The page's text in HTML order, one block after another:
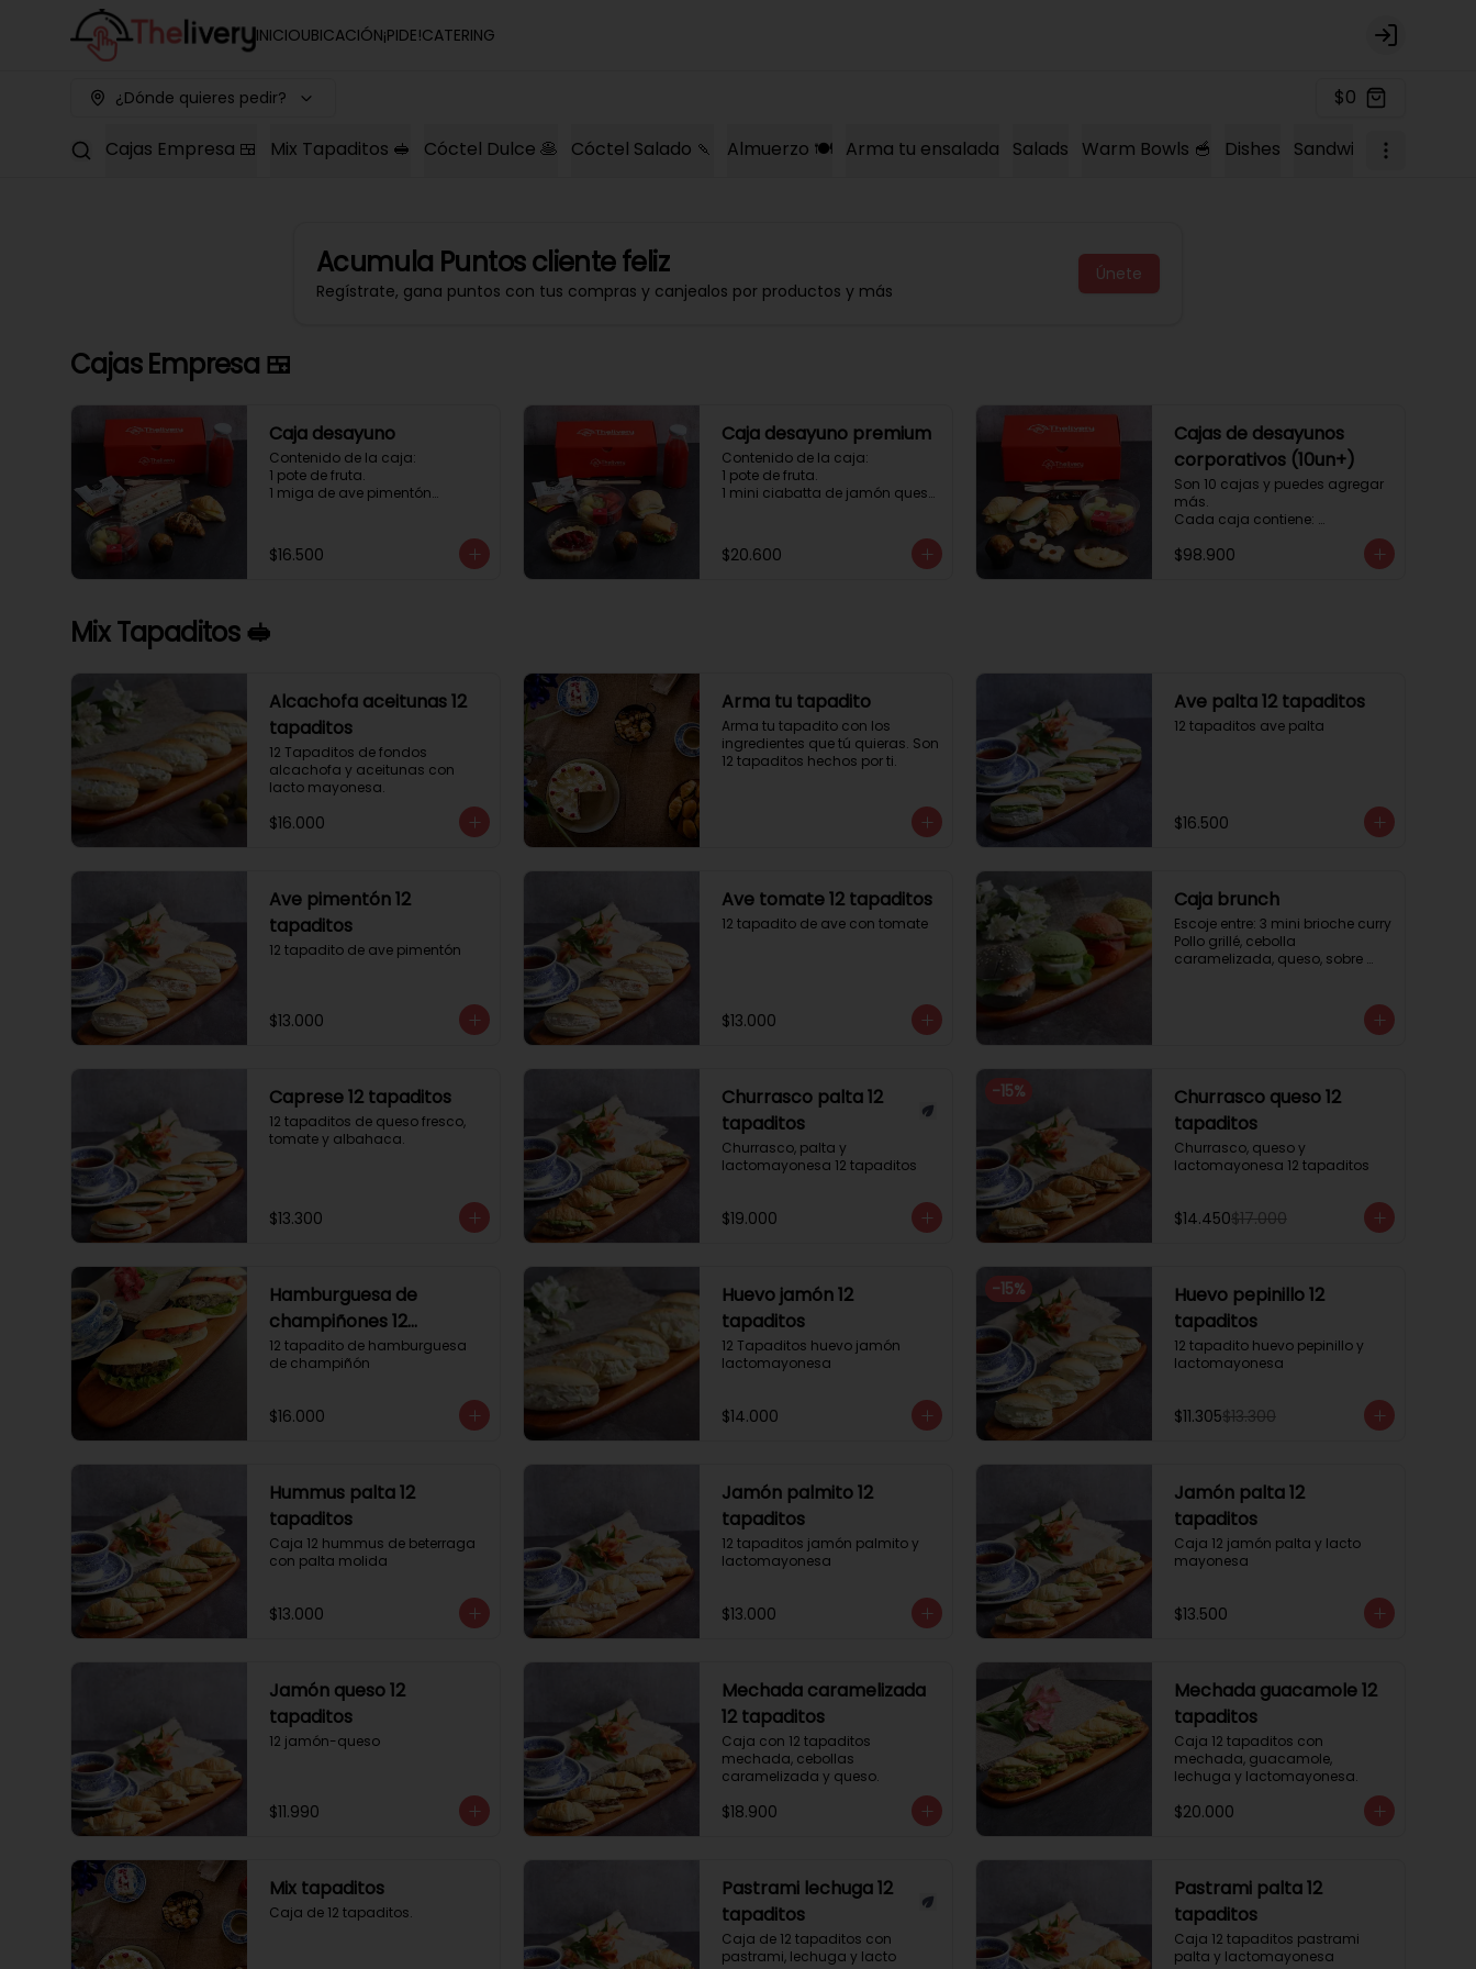
INICIOUBICACIÓN¡PIDE!CATERING Login
¿Dónde quieres pedir? $0
Cajas Empresa 🍱 Mix Tapaditos 🥪 Cóctel Dulce 🥞 Cóctel Salado 🍡 Almuerzo 🍽️ Arma tu ensalada Salads Warm Bowls 🥣 Dishes Sandwich 🍔
Acumula Puntos cliente feliz
Regístrate, gana puntos con tus compras y canjealos por productos y más
Únete
Cajas Empresa 🍱
Caja desayuno
Contenido de la caja:
1 pote de fruta.
1 miga de ave pimentón
1 mini muffin
1 sobre de té y café
$16.500
Caja desayuno premium
Contenido de la caja:
1 pote de fruta.
1 mini ciabatta de jamón queso
1 mini muffin
1 cheesecake
$20.600
Cajas de desayunos
corporativos (10un+)
Son 10 cajas y puedes agregar
más.
Cada caja contiene:
2 mini croissant jamón queso.
Estos desayunos no los
vendemos por unidad, desde 10
cajas.
$98.900
Mix Tapaditos 🥪
Alcachofa aceitunas 12
tapaditos
12 Tapaditos de fondos
alcachofa y aceitunas con
lacto mayonesa.
$16.000
Arma tu tapadito
Arma tu tapadito con los
ingredientes que tú quieras. Son
12 tapaditos hechos por ti.
Ave palta 12 tapaditos
12 tapaditos ave palta
$16.500
Ave pimentón 12
tapaditos
12 tapadito de ave pimentón
$13.000
Ave tomate 12 tapaditos
12 tapadito de ave con tomate
$13.000
Caja brunch
Escoje entre: 3 mini brioche curry
Pollo grillé, cebolla
caramelizada, queso, sobre
Pastrami, lactonesa, tomate y
3 mini brioche tinta calamar.
Salmon ahumado, queso
crema, hojas de rúcula
Caprese 12 tapaditos
12 tapaditos de queso fresco,
tomate y albahaca.
$13.300
Churrasco palta 12
tapaditos
Churrasco, palta y
lactomayonesa 12 tapaditos
$19.000
-15%
Churrasco queso 12
tapaditos
Churrasco, queso y
lactomayonesa 12 tapaditos
$14.450$17.000
Hamburguesa de
champiñones 12
tapaditos
12 tapadito de hamburguesa
de champiñón
$16.000
Huevo jamón 12
tapaditos
12 Tapaditos huevo jamón
lactomayonesa
$14.000
-15%
Huevo pepinillo 12
tapaditos
12 tapadito huevo pepinillo y
lactomayonesa
$11.305$13.300
Hummus palta 12
tapaditos
Caja 12 hummus de beterraga
con palta molida
$13.000
Jamón palmito 12
tapaditos
12 tapaditos jamón palmito y
lactomayonesa
$13.000
Jamón palta 12
tapaditos
Caja 12 jamón palta y lacto
mayonesa
$13.500
Jamón queso 12
tapaditos
12 jamón-queso
$11.990
Mechada caramelizada
12 tapaditos
Caja con 12 tapaditos
mechada, cebollas
caramelizada y queso.
$18.900
Mechada guacamole 12
tapaditos
Caja 12 tapaditos con
mechada, guacamole,
lechuga y lactomayonesa.
$20.000
Mix tapaditos
Caja de 12 tapaditos.
Pastrami lechuga 12
tapaditos
Caja de 12 tapaditos con
pastrami, lechuga y lacto
Pastrami palta 12
tapaditos
Caja 12 tapaditos pastrami
palta y lactomayonesa